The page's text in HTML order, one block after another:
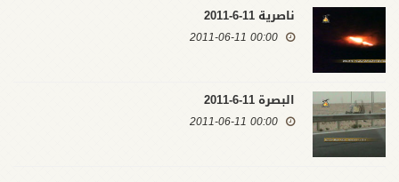
ناصرية 11-6-2011
00:00 2011-06-11
البصرة 11-6-2011
00:00 2011-06-11